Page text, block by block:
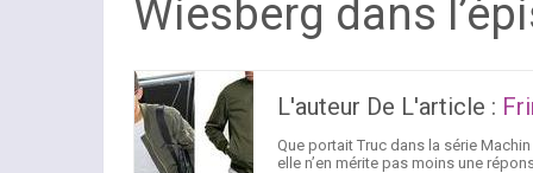
Wiesberg dans
L'auteur De L'article :
Que portait Truc dans la série
elle n’en mérite pas moins une